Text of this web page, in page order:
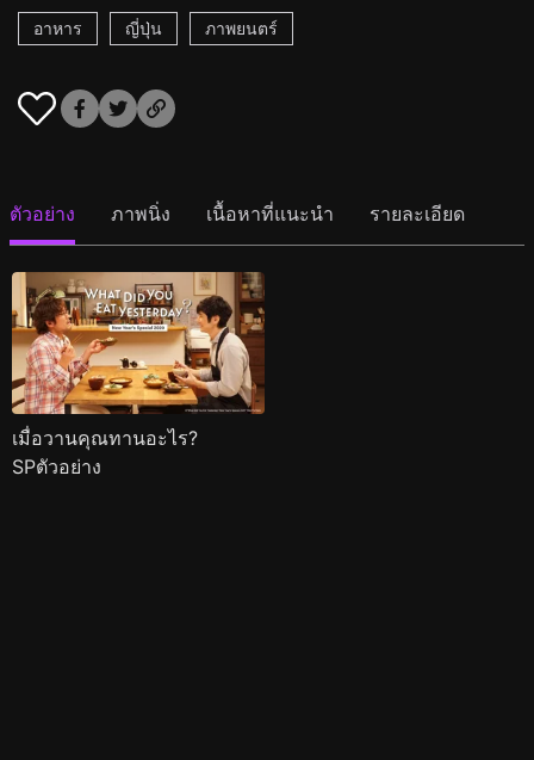
อาหาร ญี่ปุ่น ภาพยนตร์
ตัวอย่าง ภาพนิ่ง เนื้อหาที่แนะนำ รายละเอียด
เมื่อวานคุณทานอะไร?
SPตัวอย่าง